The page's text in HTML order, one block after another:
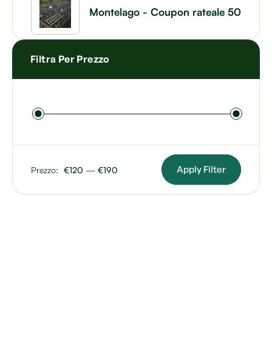
Montelago - Coupon rateale 50
Filtra Per Prezzo
Apply Filter
Prezzo: €120 — €190